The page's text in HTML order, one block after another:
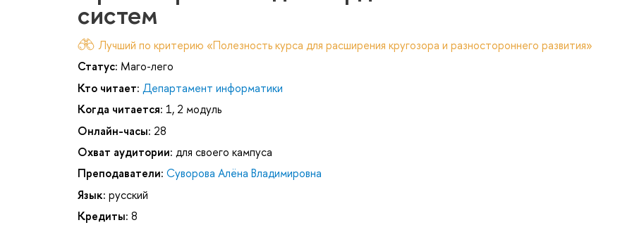
систем
Лучший по критерию «Полезность курса для расширения кругозора и разностороннего развития»
Статус: Маго-лего
Кто читает: Департамент информатики
Когда читается: 1, 2 модуль
Онлайн-часы: 28
Охват аудитории: для своего кампуса
Преподаватели: Суворова Алёна Владимировна
Язык: русский
Кредиты: 8